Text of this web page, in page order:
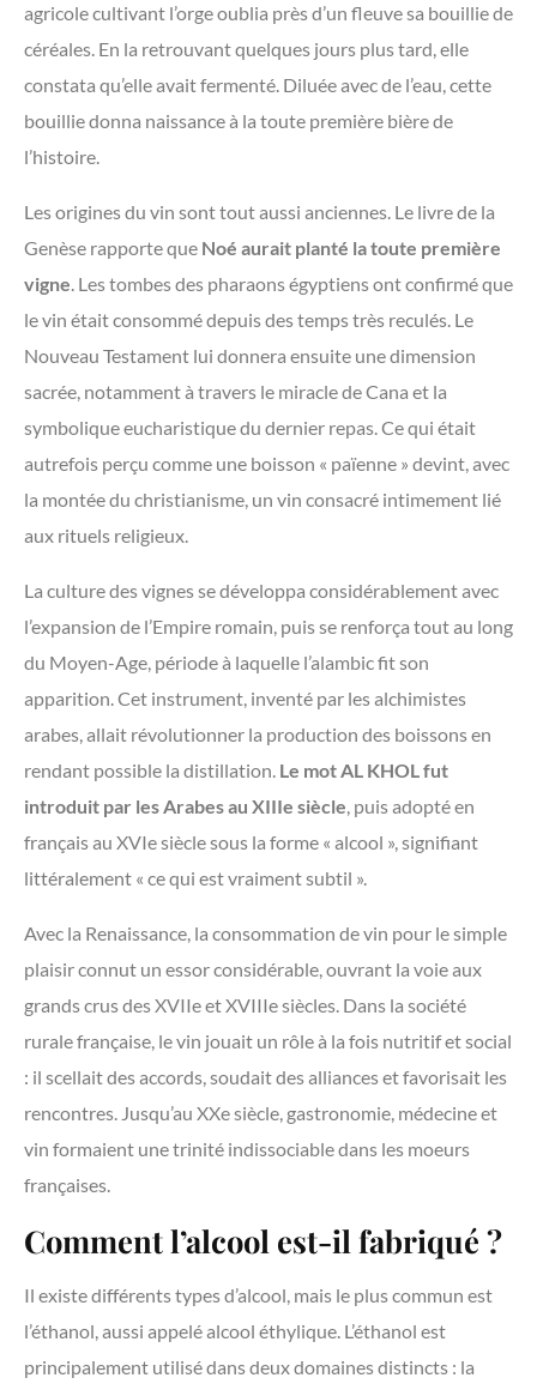
agricole cultivant l’orge oublia près d’un fleuve sa bouillie de
céréales. En la retrouvant quelques jours plus tard, elle
constata qu’elle avait fermenté. Diluée avec de l’eau, cette
bouillie donna naissance à la toute première bière de
l’histoire.
Les origines du vin sont tout aussi anciennes. Le livre de la
Genèse rapporte que Noé aurait planté la toute première
vigne. Les tombes des pharaons égyptiens ont confirmé que
le vin était consommé depuis des temps très reculés. Le
Nouveau Testament lui donnera ensuite une dimension
sacrée, notamment à travers le miracle de Cana et la
symbolique eucharistique du dernier repas. Ce qui était
autrefois perçu comme une boisson « païenne » devint, avec
la montée du christianisme, un vin consacré intimement lié
aux rituels religieux.
La culture des vignes se développa considérablement avec
l’expansion de l’Empire romain, puis se renforça tout au long
du Moyen-Age, période à laquelle l’alambic fit son
apparition. Cet instrument, inventé par les alchimistes
arabes, allait révolutionner la production des boissons en
rendant possible la distillation. Le mot AL KHOL fut
introduit par les Arabes au XIIIe siècle, puis adopté en
français au XVIe siècle sous la forme « alcool », signifiant
littéralement « ce qui est vraiment subtil ».
Avec la Renaissance, la consommation de vin pour le simple
plaisir connut un essor considérable, ouvrant la voie aux
grands crus des XVIIe et XVIIIe siècles. Dans la société
rurale française, le vin jouait un rôle à la fois nutritif et social
: il scellait des accords, soudait des alliances et favorisait les
rencontres. Jusqu’au XXe siècle, gastronomie, médecine et
vin formaient une trinité indissociable dans les moeurs
françaises.
Comment l’alcool est-il fabriqué ?
Il existe différents types d’alcool, mais le plus commun est
l’éthanol, aussi appelé alcool éthylique. L’éthanol est
principalement utilisé dans deux domaines distincts : la